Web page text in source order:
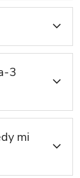
3
mi